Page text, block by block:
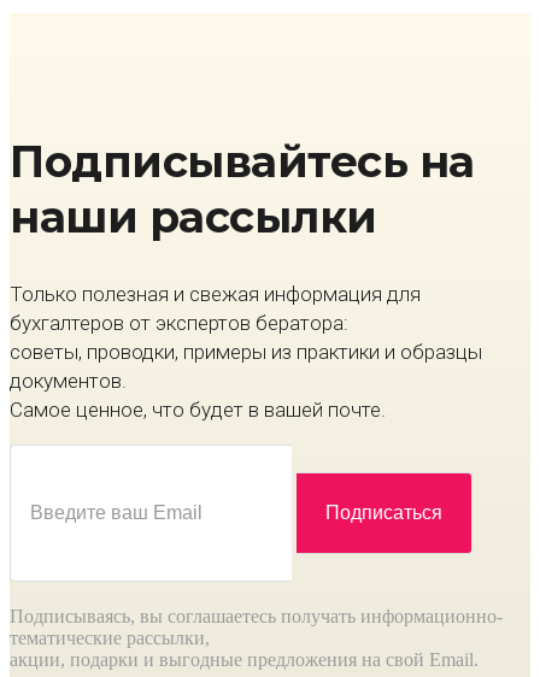
Подписывайтесь на
наши рассылки
Только полезная и свежая информация для
бухгалтеров от экспертов бератора:
советы, проводки, примеры из практики и образцы
документов.
Самое ценное, что будет в вашей почте.
Подписываясь, вы соглашаетесь получать информационно-
тематические рассылки,
акции, подарки и выгодные предложения на свой Email.